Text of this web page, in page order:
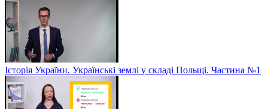
Історія України. Українські землі у складі Польщі. Частина №1